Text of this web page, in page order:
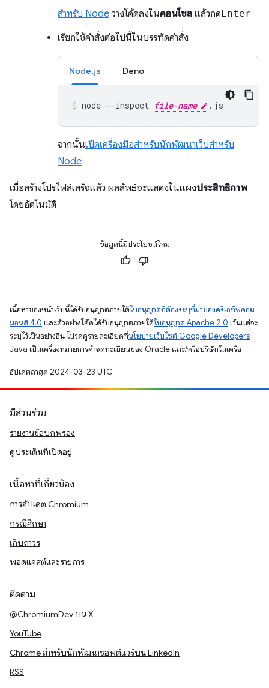
สำหรับ Node วางโค้ดลงในคอนโซล แล้วกด Enter
เรียกใช้คำสั่งต่อไปนี้ในบรรทัดคำสั่ง
Node.js Deno
node --inspect file-name .js
จากนั้นเปิดเครื่องมือสำหรับนักพัฒนาเว็บสำหรับ
Node
เมื่อสร้างโปรไฟล์เสร็จแล้ว ผลลัพธ์จะแสดงในแผงประสิทธิภาพ
โดยอัตโนมัติ
ข้อมูลนี้มีประโยชน์ไหม
เนื้อหาของหน้าเว็บนี้ได้รับอนุญาตภายใต้ใบอนุญาตที่ต้องระบุที่มาของครีเอทีฟคอม
มอนส์ 4.0 และตัวอย่างโค้ดได้รับอนุญาตภายใต้ใบอนุญาต Apache 2.0 เว้นแต่จะ
ระบุไว้เป็นอย่างอื่น โปรดดูรายละเอียดที่นโยบายเว็บไซต์ Google Developers
Java เป็นเครื่องหมายการค้าจดทะเบียนของ Oracle และ/หรือบริษัทในเครือ
อัปเดตล่าสุด 2024-03-23 UTC
มีส่วนร่วม
รายงานข้อบกพร่อง
ดูประเด็นที่เปิดอยู่
เนื้อหาที่เกี่ยวข้อง
การอัปเดต Chromium
กรณีศึกษา
เก็บถาวร
พอดแคสต์และรายการ
ติดตาม
@ChromiumDev บน X
YouTube
Chrome สำหรับนักพัฒนาซอฟต์แวร์บน LinkedIn
RSS